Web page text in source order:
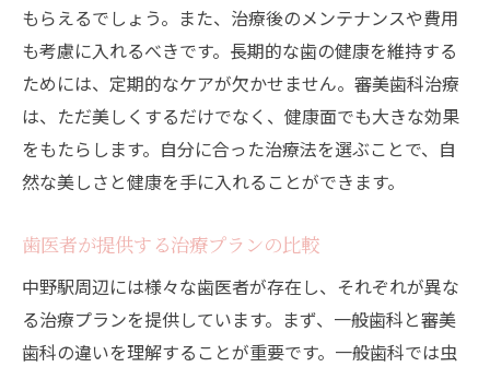
もらえるでしょう。また、治療後のメンテナンスや費用
も考慮に入れるべきです。長期的な歯の健康を維持する
ためには、定期的なケアが欠かせません。審美歯科治療
は、ただ美しくするだけでなく、健康面でも大きな効果
をもたらします。自分に合った治療法を選ぶことで、自
然な美しさと健康を手に入れることができます。
歯医者が提供する治療プランの比較
中野駅周辺には様々な歯医者が存在し、それぞれが異な
る治療プランを提供しています。まず、一般歯科と審美
歯科の違いを理解することが重要です。一般歯科では虫